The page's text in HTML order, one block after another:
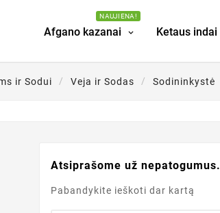
Afgano kazanai
NAUJIENA!
Ketaus indai
ir Sodui Veja ir Sodas Sodininkystė
Atsiprašome už nepatogumus.
Pabandykite ieškoti dar kartą